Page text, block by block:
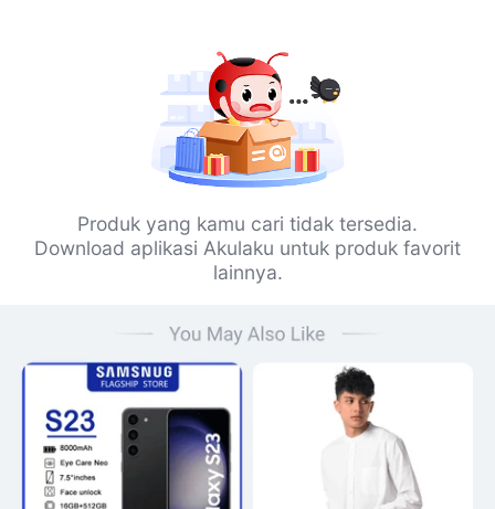
Produk yang kamu cari tidak tersedia.
Download aplikasi Akulaku untuk produk favorit
lainnya.